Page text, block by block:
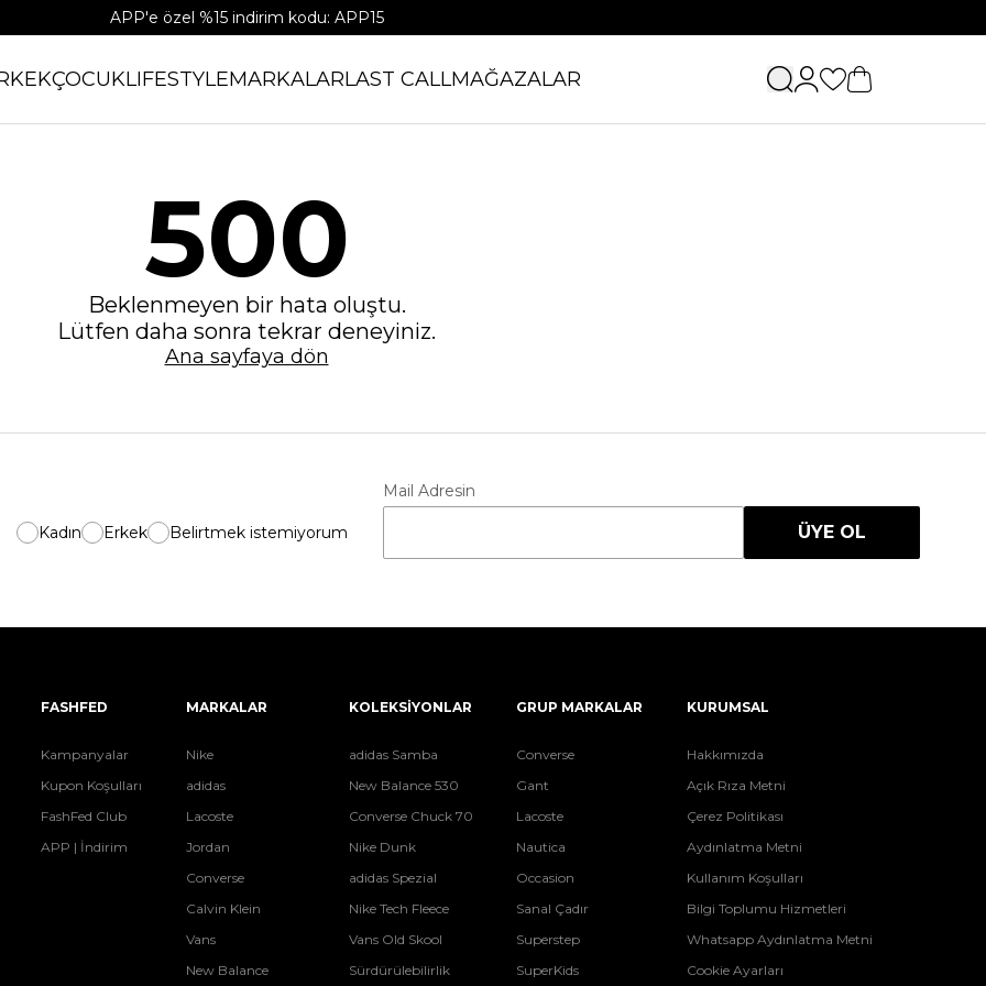
APP'e özel %15 indirim kodu: APP15
ÇOCUKLIFESTYLEMARKALARLAST CALLMAĞAZALAR
500
Beklenmeyen bir hata oluştu.
Lütfen daha sonra tekrar deneyiniz.
Ana sayfaya dön
Kadın Erkek Belirtmek istemiyorum
Mail Adresin
ÜYE OL
FASHFED
Kampanyalar
Kupon Koşulları
FashFed Club
APP | İndirim
MARKALAR
Nike
adidas
Lacoste
Jordan
Converse
Calvin Klein
Vans
New Balance
KOLEKSİYONLAR
adidas Samba
New Balance 530
Converse Chuck 70
Nike Dunk
adidas Spezial
Nike Tech Fleece
Vans Old Skool
Sürdürülebilirlik
GRUP MARKALAR
Converse
Gant
Lacoste
Nautica
Occasion
Sanal Çadır
Superstep
SuperKids
KURUMSAL
Hakkımızda
Açık Rıza Metni
Çerez Politikası
Aydınlatma Metni
Kullanım Koşulları
Bilgi Toplumu Hizmetleri
Whatsapp Aydınlatma Metni
Cookie Ayarları